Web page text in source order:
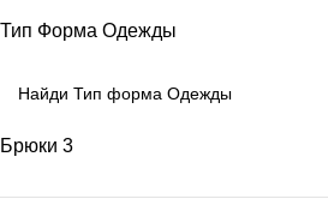
Тип Форма Одежды
Брюки 3